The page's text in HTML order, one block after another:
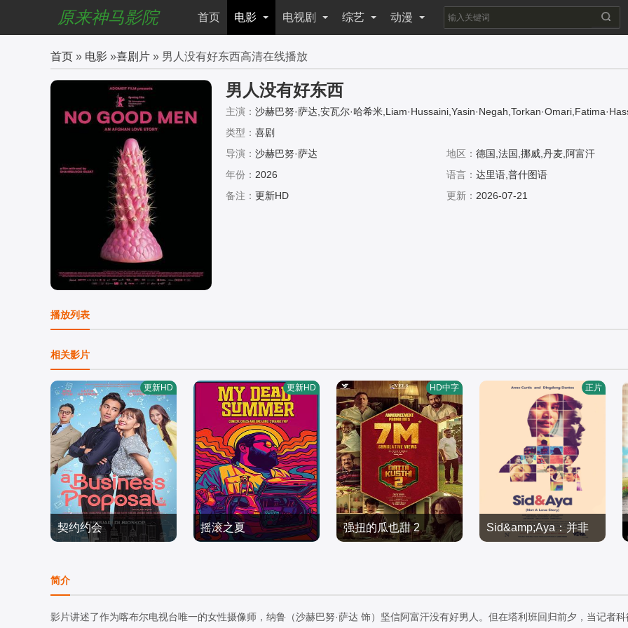
原来神马影院 首页 电影 电视剧 综艺 动漫
首页 » 电影 »喜剧片 » 男人没有好东西高清在线播放
男人没有好东西
主演： 沙赫巴努·萨达,安瓦尔·哈希米
i
类型： 喜剧
导演： 沙赫巴努·萨达 地区： 德国,法国,挪威,丹麦,阿富汗
年份： 2026 语言： 达里语,普什图语
备注： 更新HD 更新： 2026-07-21
播放列表
相关影片
契约约会
塔图姆,Abidzar·Al·Ghifari
喜剧片
2025/印度尼西亚
更新HD
摇滚之夏
an
2026/美国
更新HD
强扭的瓜也甜 2
娅·莱克希米,Karunas,Sre
eja·Ravi
2026/印度
HD中字
Sid&amp;Aya：并非
2018/菲律宾
正片
简介
影片讲述了作为喀布尔电视台唯一的女性摄像师，纳鲁（沙赫巴努·萨达 饰）坚信阿富汗没有好男人。但在塔利班回归前夕，当记